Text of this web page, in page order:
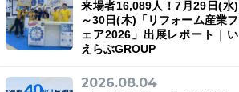
来場者16,089人！7月29日(水)
～30日(木)「リフォーム産業フ
ェア2026」出展レポート｜い
えらぶGROUP
2026.08.04